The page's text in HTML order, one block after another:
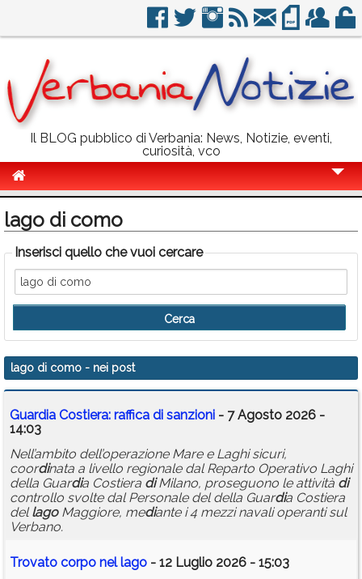
Il BLOG pubblico di Verbania: News, Notizie, eventi,
curiosità, vco
Politica
Sport
Eventi
Info Utili
Rubriche
Calendario
Annunci
lago di como
Inserisci quello che vuoi cercare
lago di como - nei post
Guardia Costiera: raffica di sanzioni - 7 Agosto 2026 -
14:03
Nell’ambito dell’operazione Mare e Laghi sicuri,
coordinata a livello regionale dal Reparto Operativo Laghi
della Guardia Costiera diMilano, proseguono le attività di
controllo svolte dal Personale del della Guardia Costiera
dellagoMaggiore, mediante i 4 mezzi navali operanti sul
Verbano.
Trovato corpo nellago - 12 Luglio 2026 - 15:03